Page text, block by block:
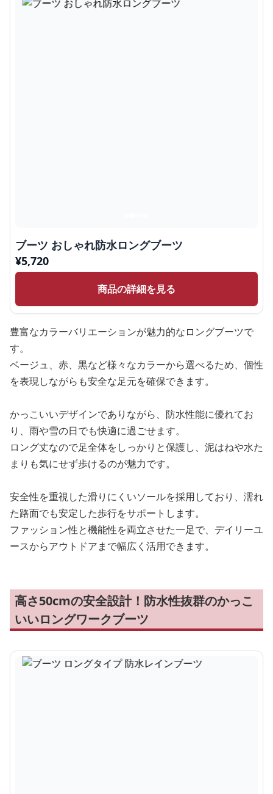
ブーツ おしゃれ防水ロングブーツ
¥5,720
商品の詳細を見る
豊富なカラーバリエーションが魅力的なロングブーツで
す。
ベージュ、赤、黒など様々なカラーから選べるため、個性
を表現しながらも安全な足元を確保できます。
かっこいいデザインでありながら、防水性能に優れてお
り、雨や雪の日でも快適に過ごせます。
ロング丈なので足全体をしっかりと保護し、泥はねや水た
まりも気にせず歩けるのが魅力です。
安全性を重視した滑りにくいソールを採用しており、濡れ
た路面でも安定した歩行をサポートします。
ファッション性と機能性を両立させた一足で、デイリーユ
ースからアウトドアまで幅広く活用できます。
高さ50cmの安全設計！防水性抜群のかっこ
いいロングワークブーツ